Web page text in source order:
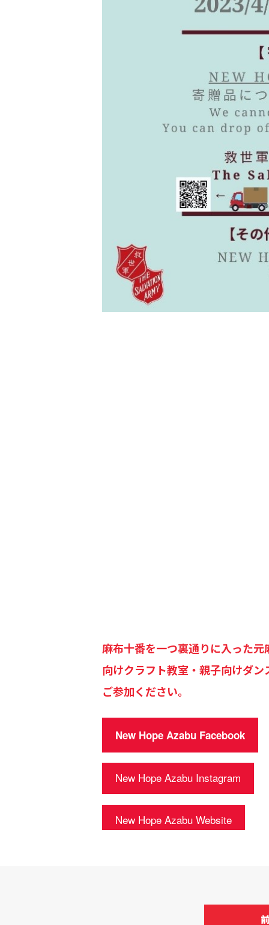
麻布十番を一つ裏通りに入った
向けクラフト教室・親子向けダ
ご参加ください。
New Hope Azabu Facebook
New Hope Azabu Instagram
New Hope Azabu Website